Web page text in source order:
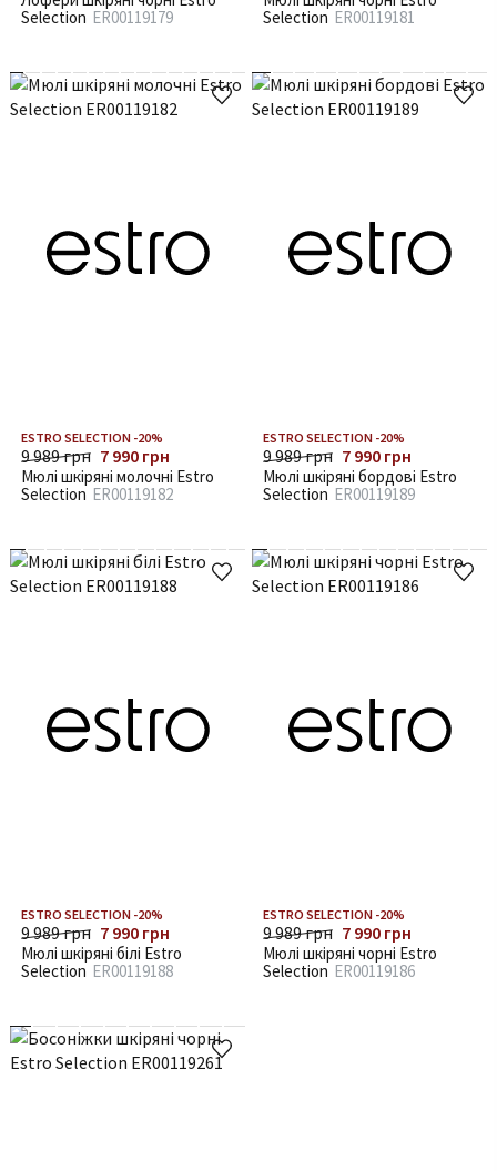
Selection ER00119179
Selection ER00119181
ESTRO SELECTION -20%
9 989 грн 7 990 грн
Мюлі шкіряні молочні Estro
Selection ER00119182
ESTRO SELECTION -20%
9 989 грн 7 990 грн
Мюлі шкіряні бордові Estro
Selection ER00119189
ESTRO SELECTION -20%
9 989 грн 7 990 грн
Мюлі шкіряні білі Estro
Selection ER00119188
ESTRO SELECTION -20%
9 989 грн 7 990 грн
Мюлі шкіряні чорні Estro
Selection ER00119186